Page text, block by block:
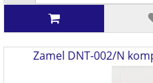
Zamel DNT-002/N